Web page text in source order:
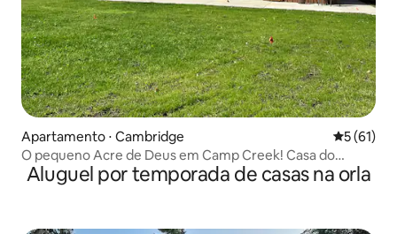
Apartamento ⋅ Cambridge 5 de uma
5 (61)
O pequeno Acre de Deus em Camp Creek! Casa do
celeiro
Aluguel por temporada de casas na orla